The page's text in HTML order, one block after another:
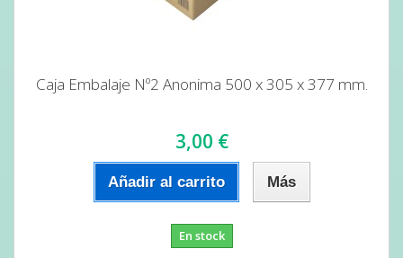
Caja Embalaje Nº2 Anonima 500 x 305 x 377 mm.
3,00 €
Añadir al carrito Más
En stock